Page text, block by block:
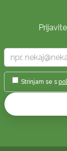
Strinjam se s